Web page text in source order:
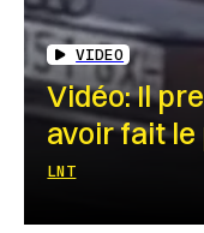
VIDEO
Vidéo: Il
avoir fait
LNT